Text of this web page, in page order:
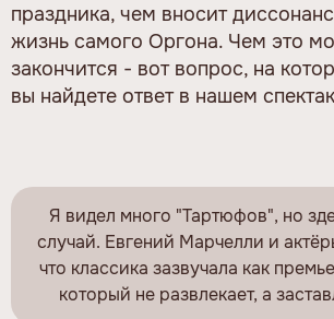
праздника, чем вносит
жизнь самого Оргона. Чем это
закончится - вот вопрос, на
вы найдете ответ в нашем
Я видел много "Тартюфов", но
случай. Евгений Марчелли и
что классика зазвучала как
который не развлекает, а